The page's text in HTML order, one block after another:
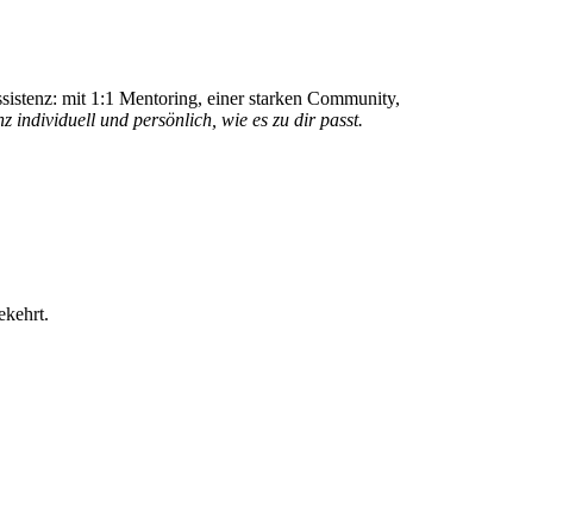
mit 1:1 Mentoring, einer starken Community,
individuell und persönlich, wie es zu dir passt.